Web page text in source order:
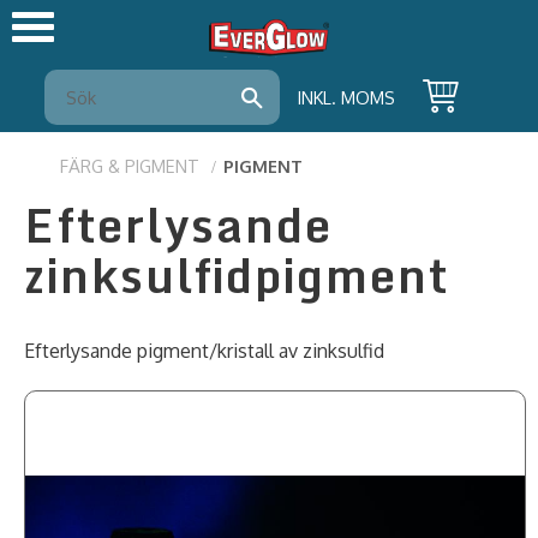
INKL. MOMS
FÄRG & PIGMENT PIGMENT
Efterlysande
zinksulfidpigment
Efterlysande pigment/kristall av zinksulfid